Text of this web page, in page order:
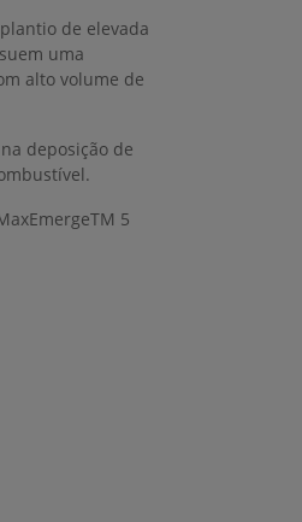
de elevada
uma
alto volume de
deposição de
5